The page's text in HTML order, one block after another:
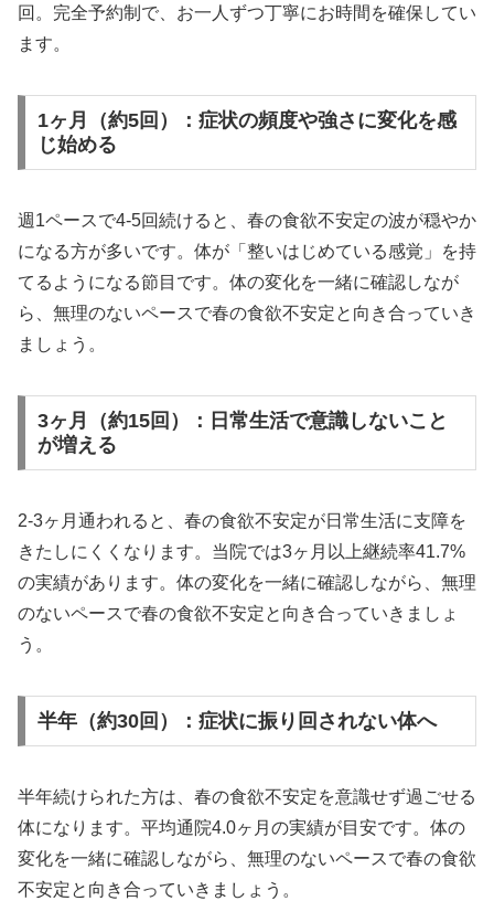
回。完全予約制で、お一人ずつ丁寧にお時間を確保してい
ます。
1ヶ月（約5回）：症状の頻度や強さに変化を感
じ始める
週1ペースで4-5回続けると、春の食欲不安定の波が穏やか
になる方が多いです。体が「整いはじめている感覚」を持
てるようになる節目です。体の変化を一緒に確認しなが
ら、無理のないペースで春の食欲不安定と向き合っていき
ましょう。
3ヶ月（約15回）：日常生活で意識しないこと
が増える
2-3ヶ月通われると、春の食欲不安定が日常生活に支障を
きたしにくくなります。当院では3ヶ月以上継続率41.7%
の実績があります。体の変化を一緒に確認しながら、無理
のないペースで春の食欲不安定と向き合っていきましょ
う。
半年（約30回）：症状に振り回されない体へ
半年続けられた方は、春の食欲不安定を意識せず過ごせる
体になります。平均通院4.0ヶ月の実績が目安です。体の
変化を一緒に確認しながら、無理のないペースで春の食欲
不安定と向き合っていきましょう。